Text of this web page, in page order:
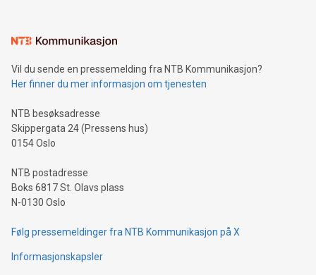
Vil du sende en pressemelding fra NTB Kommunikasjon?
Her finner du mer informasjon om tjenesten
NTB besøksadresse
Skippergata 24 (Pressens hus)
0154 Oslo
NTB postadresse
Boks 6817 St. Olavs plass
N-0130 Oslo
Følg pressemeldinger fra NTB Kommunikasjon på X
Informasjonskapsler